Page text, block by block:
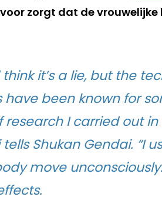
zorgt dat de
it’s a lie, but the
have been known for
I carried out in
Shukan Gendai. “I
move